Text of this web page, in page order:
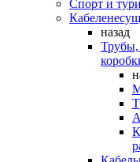
Спорт и
назад
Трубы,